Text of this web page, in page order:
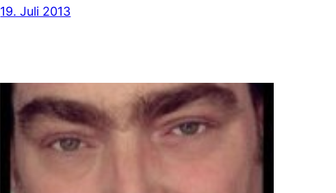
Bundesgerichtshof
Juli
2013
–
I
19. Juli 2013